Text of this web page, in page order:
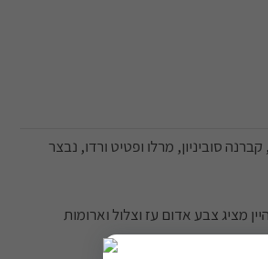
סוביניון, מרלו ופטיט ורדו, נבצר
היין מציג צבע אדום עז וצלול וארומות